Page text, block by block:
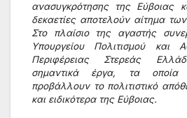
ανασυγκρότησης της Εύβοιας
δεκαετίες αποτελούν αίτημα
Στο πλαίσιο της αγαστής
Υπουργείου Πολιτισμού και
Περιφέρειας Στερεάς
σημαντικά έργα, τα οποία
προβάλλουν το πολιτιστικό
και ειδικότερα της Εύβοιας.